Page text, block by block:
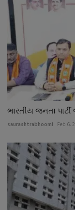
ભારતીય જનતા
saurashtrabhoomi Feb 6,